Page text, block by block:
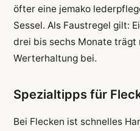
öfter eine jemako
Sessel. Als Faustregel gilt:
drei bis sechs Monate trägt
Werterhaltung bei.
Spezialtipps für
Bei Flecken ist schnelles